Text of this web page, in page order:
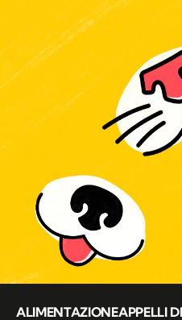
ALIMENTAZIONEAPPELLI